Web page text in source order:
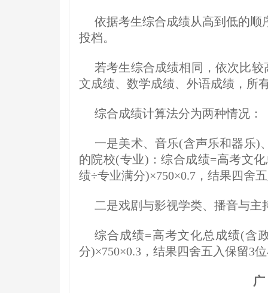
依据考生综合成绩从高到低的
投档。
若考生综合成绩相同，依次比
文成绩、数学成绩、外语成绩，所
综合成绩计算法分为两种情况：
一是美术、音乐(含声乐和器乐)
的院校(专业)：综合成绩=高考文
绩÷专业满分)×750×0.7，结果四舍
二是戏剧与影视学类、播音与主
综合成绩=高考文化总成绩(含
分)×750×0.3，结果四舍五入保留3
广